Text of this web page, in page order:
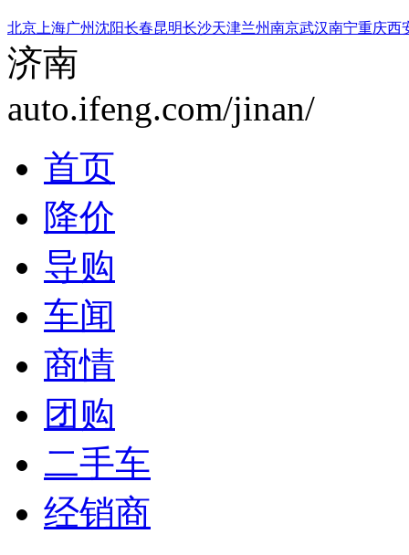
北京 上海广州沈阳长春昆明长沙天津兰州南京武汉南宁重庆西
济南
auto.ifeng.com/jinan/
首页
降价
导购
车闻
商情
团购
二手车
经销商